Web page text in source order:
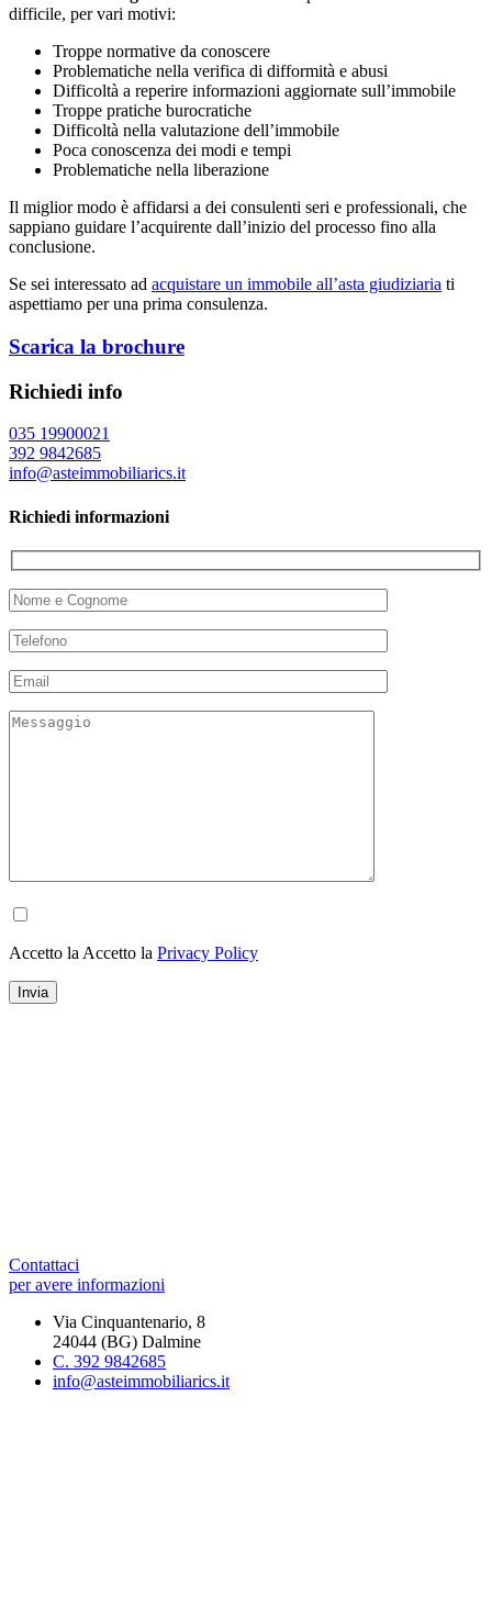
difficile, per vari motivi:
Troppe normative da conoscere
Problematiche nella verifica di difformità e abusi
Difficoltà a reperire informazioni aggiornate sull’immobile
Troppe pratiche burocratiche
Difficoltà nella valutazione dell’immobile
Poca conoscenza dei modi e tempi
Problematiche nella liberazione
Il miglior modo è affidarsi a dei consulenti seri e professionali, che
sappiano guidare l’acquirente dall’inizio del processo fino alla
conclusione.
Se sei interessato ad acquistare un immobile all’asta giudiziaria ti
aspettiamo per una prima consulenza.
Scarica la brochure
Richiedi info
035 19900021
392 9842685
info@asteimmobiliarics.it
Richiedi informazioni
Accetto la Accetto la Privacy Policy
Contattaci
per avere informazioni
Via Cinquantenario, 8
24044 (BG) Dalmine
C. 392 9842685
info@asteimmobiliarics.it